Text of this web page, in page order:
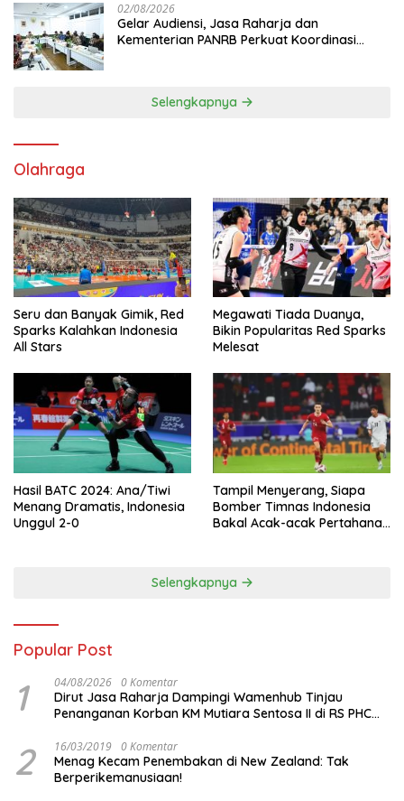
02/08/2026
Gelar Audiensi, Jasa Raharja dan
Kementerian PANRB Perkuat Koordinasi
Selengkapnya
Olahraga
Seru dan Banyak Gimik, Red
Sparks Kalahkan Indonesia
All Stars
Megawati Tiada Duanya,
Bikin Popularitas Red Sparks
Melesat
Hasil BATC 2024: Ana/Tiwi
Menang Dramatis, Indonesia
Unggul 2-0
Tampil Menyerang, Siapa
Bomber Timnas Indonesia
Bakal Acak-acak Pertahanan
Selengkapnya
Popular Post
1 04/08/2026 0 Komentar
Dirut Jasa Raharja Dampingi Wamenhub Tinjau
Penanganan Korban KM Mutiara Sentosa II di RS PHC
2 16/03/2019 0 Komentar
Menag Kecam Penembakan di New Zealand: Tak
Berperikemanusiaan!